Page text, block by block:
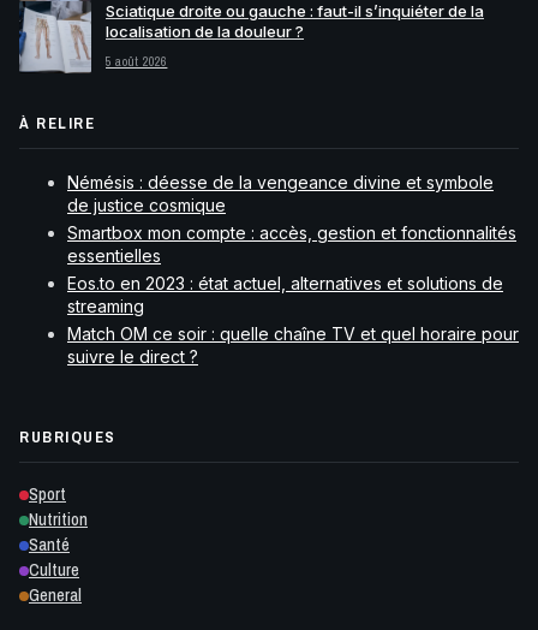
Sciatique droite ou gauche : faut-il s’inquiéter de la
localisation de la douleur ?
5 août 2026
À RELIRE
Némésis : déesse de la vengeance divine et symbole
de justice cosmique
Smartbox mon compte : accès, gestion et fonctionnalités
essentielles
Eos.to en 2023 : état actuel, alternatives et solutions de
streaming
Match OM ce soir : quelle chaîne TV et quel horaire pour
suivre le direct ?
RUBRIQUES
Sport
Nutrition
Santé
Culture
General